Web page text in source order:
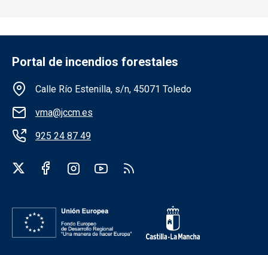
Portal de incendios forestales
Información de la institución
Calle Río Estenilla, s/n, 45071 Toledo
vma@jccm.es
925 24 87 49
Redes sociales institución